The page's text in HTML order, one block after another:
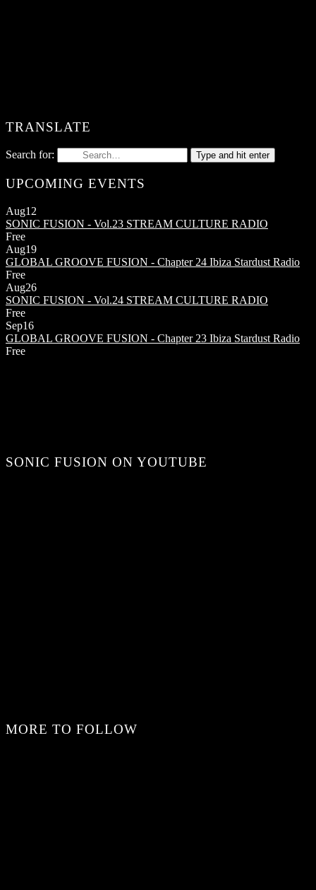
TRANSLATE
Search for: Type and hit enter
UPCOMING EVENTS
Aug12
SONIC FUSION - Vol.23 STREAM CULTURE RADIO
Free
Aug19
GLOBAL GROOVE FUSION - Chapter 24 Ibiza Stardust Radio
Free
Aug26
SONIC FUSION - Vol.24 STREAM CULTURE RADIO
Free
Sep16
GLOBAL GROOVE FUSION - Chapter 23 Ibiza Stardust Radio
Free
SONIC FUSION ON YOUTUBE
MORE TO FOLLOW